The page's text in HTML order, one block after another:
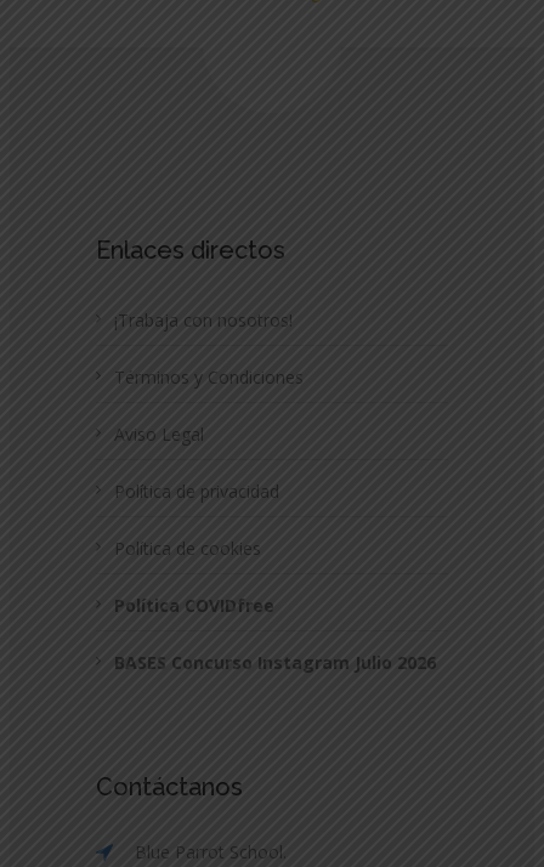
Enlaces directos
¡Trabaja con nosotros!
Términos y Condiciones
Aviso Legal
Política de privacidad
Política de cookies
Política COVIDfree
BASES Concurso Instagram Julio 2026
Contáctanos
Blue Parrot School.